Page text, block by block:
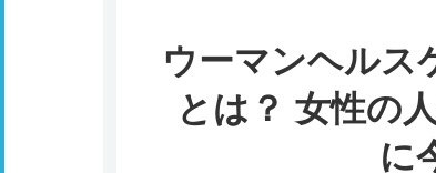
ウーマンヘルス
とは？ 女性の
に